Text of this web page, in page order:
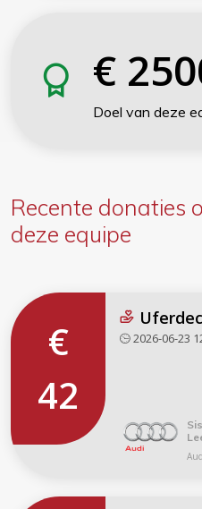
€
Doel van deze
Recente donaties
deze equipe
€
42
2026-06-23